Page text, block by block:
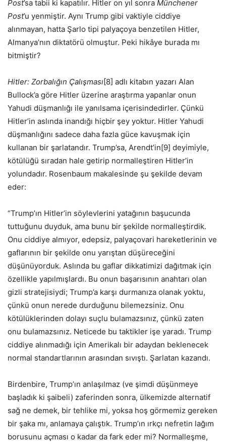
Post’sa tabii ki kapatılır. Hitler on yıl sonra Münchener
Post’u yenmiştir. Aynı Trump gibi vaktiyle ciddiye
alınmayan, hatta Şarlo tipi palyaçoya benzetilen Hitler,
Almanya’nın diktatörü olmuştur. Peki hikâye burada mı
bitmiştir?
Hitler: Zorbalığın Çalışması[8] adlı kitabın yazarı Alan
Bullock’a göre Hitler üzerine araştırma yapanlar onun
Yahudi düşmanlığı ile yanılsama içerisindedirler. Çünkü
Hitler’in aslında inandığı hiçbir şey yoktur. Hitler Yahudi
düşmanlığını sadece daha fazla güce kavuşmak için
kullanan bir şarlatandır. Trump’sa, Arendt’in[9] deyimiyle,
kötülüğü sıradan hale getirip normalleştiren Hitler’in
yolundadır. Rosenbaum makalesinde şu şekilde devam
eder:
“Trump’ın Hitler’in söylevlerini yatağının başucunda
tuttuğunu duyduk, ama bunu bir şekilde normalleştirdik.
Onu ciddiye almıyor, edepsiz, palyaçovari hareketlerinin ve
gaflarının bir şekilde onu yarıştan düşüreceğini
düşünüyorduk. Aslında bu gaflar dikkatimizi dağıtmak için
özellikle yapılmışlardı. Bu onun başarısının anahtarı olan
gizli stratejisiydi; Trump’a karşı durmanıza olanak yoktu,
çünkü onun nerede durduğunu bilemezsiniz. Onu
kötülüklerinden dolayı suçlu bulamazsınız, çünkü zaten
onu bulamazsınız. Neticede bu taktikler işe yaradı. Trump
ciddiye alınmadığı için Amerikalı bir adaydan beklenecek
normal standartlarının arasından sıvıştı. Şarlatan kazandı.
Birdenbire, Trump’ın anlaşılmaz (ve şimdi düşünmeye
başladık ki şaibeli) zaferinden sonra, ülkemizde alternatif
sağ ne demek, bir tehlike mi, yoksa hoş görmemiz gereken
bir şaka mı, anlamaya çalıştık. Trump’ın ırkçı nefretin lağım
borusunu açması o kadar da fark eder mi? Normalleşme,